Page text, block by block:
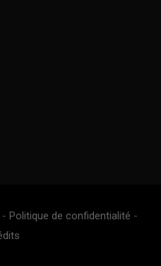
- Politique de confidentialité -